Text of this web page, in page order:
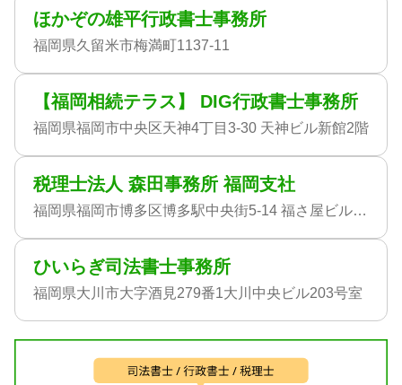
ほかぞの雄平行政書士事務所
福岡県久留米市梅満町1137-11
【福岡相続テラス】 DIG行政書士事務所
福岡県福岡市中央区天神4丁目3-30 天神ビル新館2階
税理士法人 森田事務所 福岡支社
福岡県福岡市博多区博多駅中央街5-14 福さ屋ビル6FA
ひいらぎ司法書士事務所
福岡県大川市大字酒見279番1大川中央ビル203号室